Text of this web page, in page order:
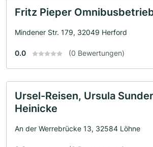
Fritz Pieper
Mindener Str. 179, 32049 Herford
0.0 (0 Bewertungen)
Ursel-Reisen, Ursula
Heinicke
An der Werrebrücke 13, 32584 Löhne